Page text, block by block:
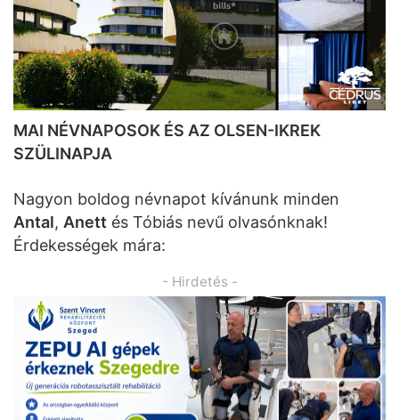
MAI NÉVNAPOSOK ÉS AZ OLSEN-IKREK
SZÜLINAPJA
Nagyon boldog névnapot kívánunk minden
Antal, Anett és Tóbiás nevű olvasónknak!
Érdekességek mára:
- Hirdetés -